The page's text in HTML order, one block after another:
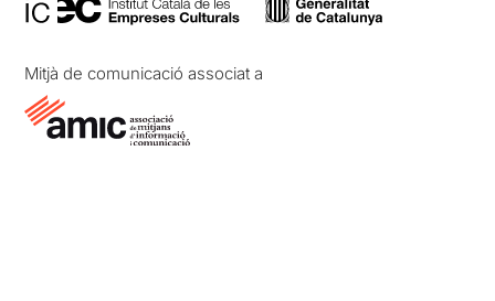
Mitjà de comunicació associat a